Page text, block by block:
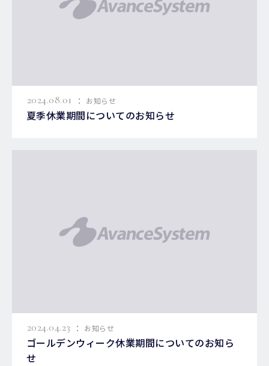
2024.08.01 : お知らせ
夏季休業期間についてのお知らせ
2024.04.23 : お知らせ
ゴールデンウィーク休業期間についてのお知ら
せ